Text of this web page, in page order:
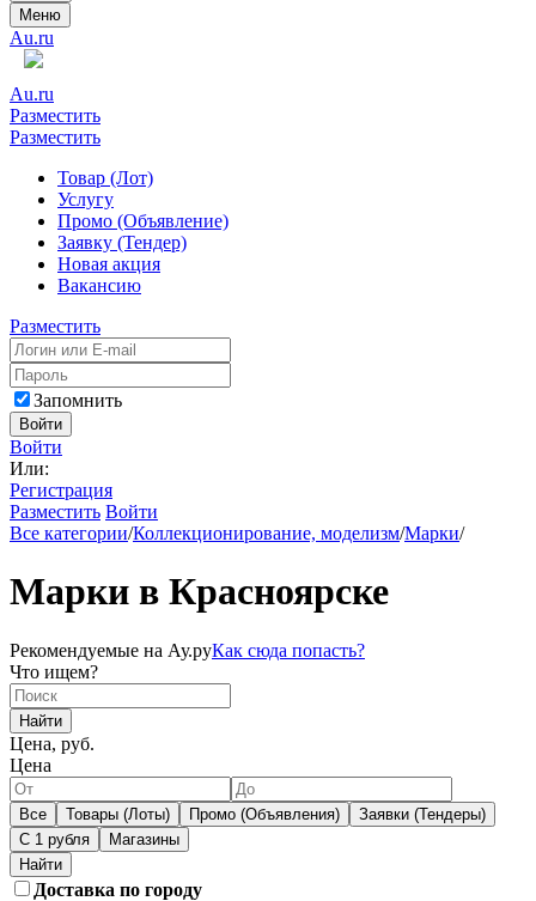
Меню
Au.ru
Au.ru
Разместить
Разместить
Товар (Лот)
Услугу
Промо (Объявление)
Заявку (Тендер)
Новая акция
Вакансию
Разместить
Запомнить
Войти
Войти
Или:
Регистрация
Разместить Войти
Все категории/Коллекционирование, моделизм/Марки/
Марки в Красноярске
Рекомендуемые на Ау.руКак сюда попасть?
Что ищем?
Найти
Цена, руб.
Цена
Все Товары (Лоты) Промо (Объявления)
Заявки (Тендеры)
С 1 рубля
Магазины
Доставка по городу